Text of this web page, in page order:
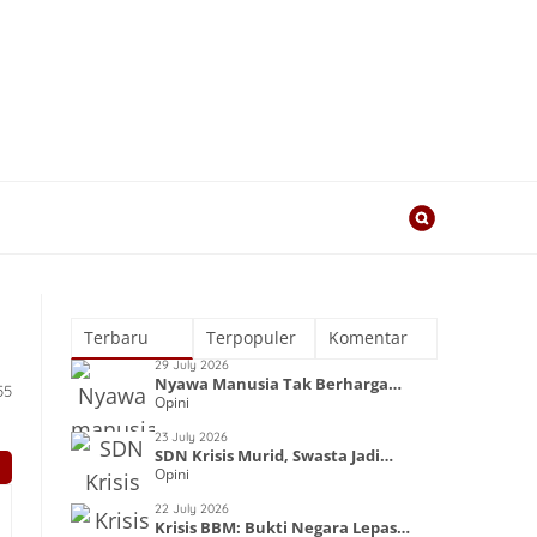
Terbaru Terpopuler Komentar
29 July 2026
Nyawa Manusia Tak Berharga
dalam Kapitalisme
Opini
23 July 2026
SDN Krisis Murid, Swasta Jadi
Primadona
Opini
22 July 2026
Krisis BBM: Bukti Negara Lepas